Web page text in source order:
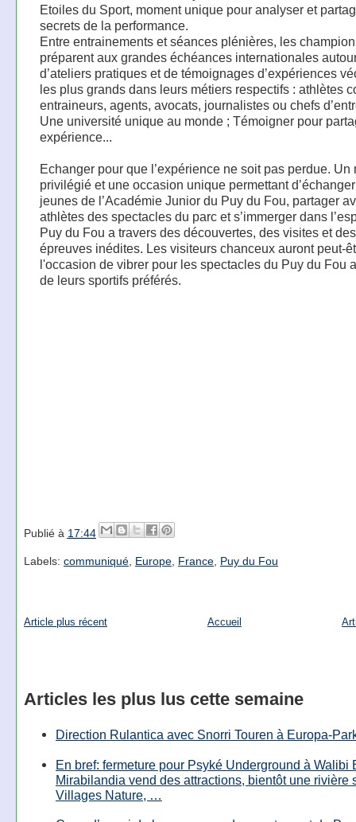
Etoiles du Sport, moment unique pour analyser et
secrets de la performance.
Entre entrainements et séances plénières, les
préparent aux grandes échéances internationales
d’ateliers pratiques et de témoignages d’expériences
les plus grands dans leurs métiers respectifs : athlètes
entraineurs, agents, avocats, journalistes ou chefs
Une université unique au monde ; Témoigner pour
expérience...
Echanger pour que l’expérience ne soit pas perdue. Un
privilégié et une occasion unique permettant
jeunes de l’Académie Junior du Puy du Fou, partager
athlètes des spectacles du parc et s’immerger dans
Puy du Fou a travers des découvertes, des visites et des
épreuves inédites. Les visiteurs chanceux auront peut-
l'occasion de vibrer pour les spectacles du Puy du Fou
de leurs sportifs préférés.
Publié à 17:44
Labels: communiqué, Europe, France, Puy du Fou
Article plus récent Accueil
Articles les plus lus cette semaine
Direction Rulantica avec Snorri Touren à Europa-
En bref: fermeture pour Psyké Underground à Walibi
Mirabilandia vend des attractions, bientôt une rivière
Villages Nature, …